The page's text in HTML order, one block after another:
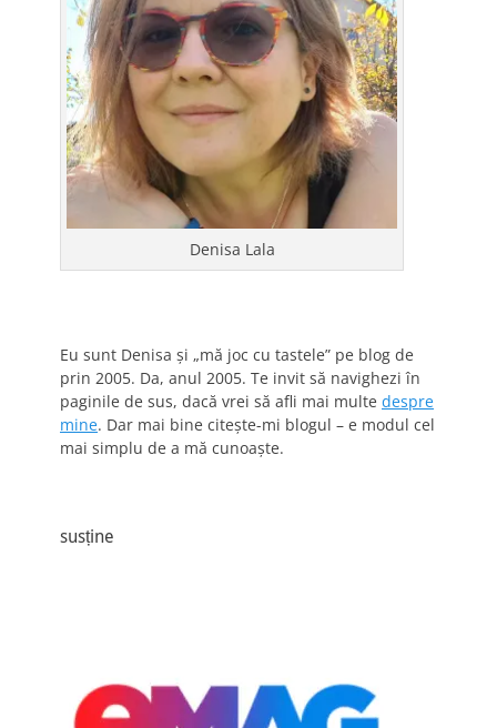
Denisa Lala
Eu sunt Denisa și „mă joc cu tastele” pe blog de
prin 2005. Da, anul 2005. Te invit să navighezi în
paginile de sus, dacă vrei să afli mai multe despre
mine. Dar mai bine citește-mi blogul – e modul cel
mai simplu de a mă cunoaște.
susține